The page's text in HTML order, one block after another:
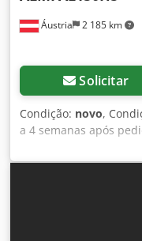
Inclui: 5 peças de
Áustria 2 185 km
Solicitar
Condição: novo,
a 4 semanas após
Preço: 7.733 €
1 Dimensões da cinta
Diâmetro dos tubos: